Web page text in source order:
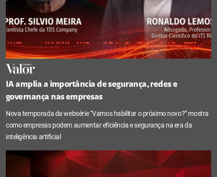
IA amplia a importância de segurança, redes e
governança nas empresas
Nova temporada da websérie “Vamos habilitar o próximo novo?” mostra
como empresas podem aumentar eficiência e segurança na era da
inteligência artificial